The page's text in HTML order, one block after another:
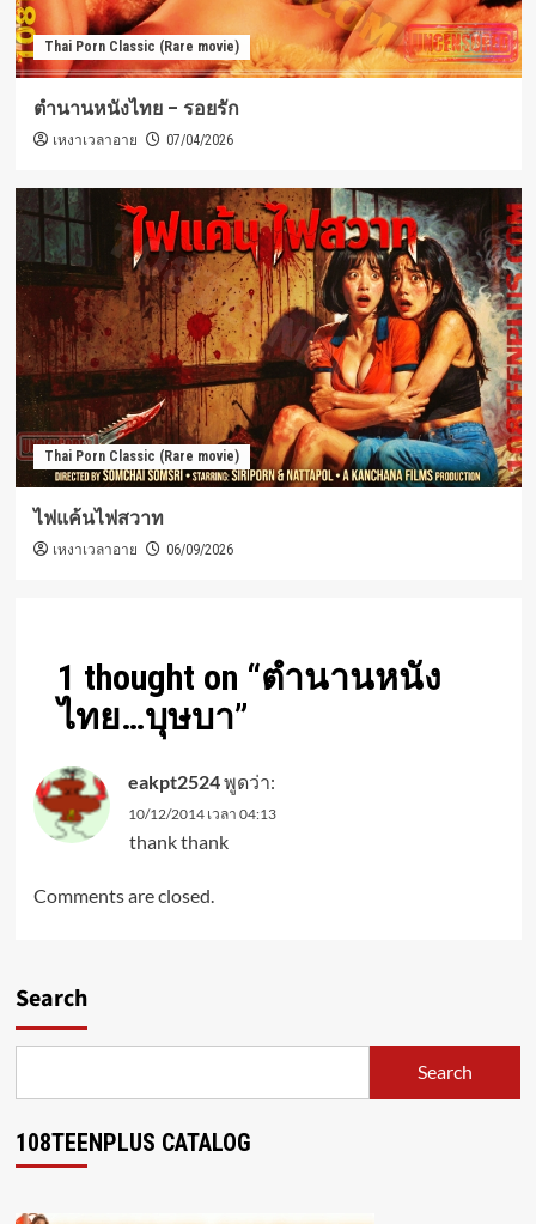
Thai Porn Classic (Rare movie)
ตำนานหนังไทย – รอยรัก
เหงาเวลาอาย 07/04/2026
Thai Porn Classic (Rare movie)
ไฟแค้นไฟสวาท
เหงาเวลาอาย 06/09/2026
1 thought on “ตำนานหนัง
ไทย…บุษบา”
eakpt2524พูดว่า:
10/12/2014 เวลา 04:13
thank thank
Comments are closed.
Search
Search
108TEENPLUS CATALOG